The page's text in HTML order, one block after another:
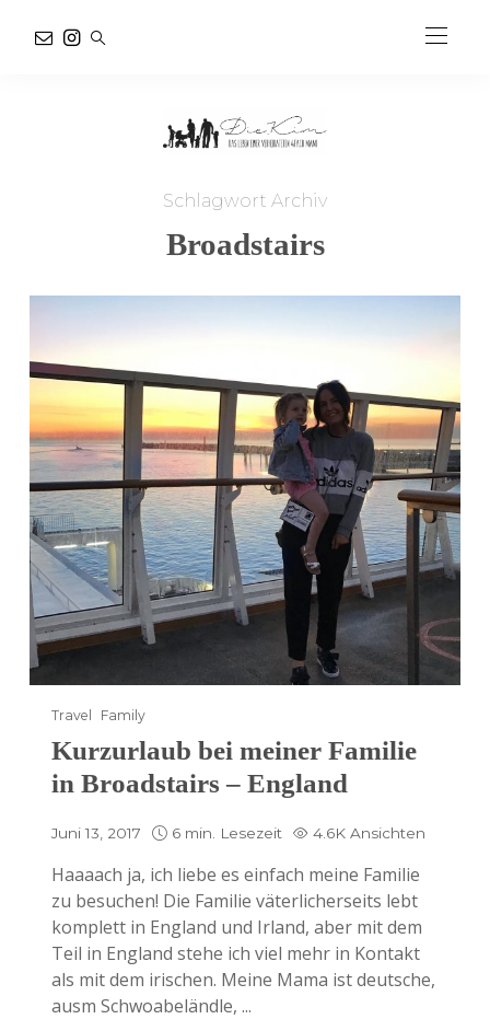
Schlagwort Archiv
Broadstairs
Travel Family
Kurzurlaub bei meiner Familie
in Broadstairs – England
Juni 13, 2017 6 min. Lesezeit 4.6K Ansichten
Haaaach ja, ich liebe es einfach meine Familie
zu besuchen! Die Familie väterlicherseits lebt
komplett in England und Irland, aber mit dem
Teil in England stehe ich viel mehr in Kontakt
als mit dem irischen. Meine Mama ist deutsche,
ausm Schwoabeländle, ...